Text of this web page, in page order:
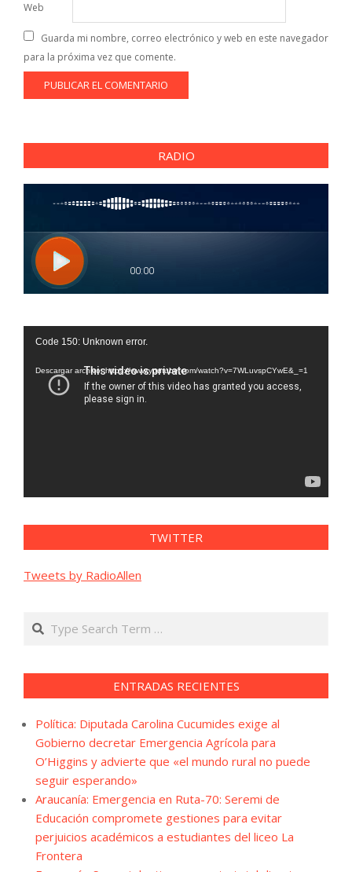
Web
Guarda mi nombre, correo electrónico y web en este navegador
para la próxima vez que comente.
RADIO
Reproductor
vídeo
Code 150: Unknown error.
Descargar archivo: https://www.youtube.com/watch?v=7WLuvspCYwE&_=1
TWITTER
Tweets by RadioAllen
Search
ENTRADAS RECIENTES
Política: Diputada Carolina Cucumides exige al
Gobierno decretar Emergencia Agrícola para
O’Higgins y advierte que «el mundo rural no puede
seguir esperando»
Araucanía: Emergencia en Ruta-70: Seremi de
Educación compromete gestiones para evitar
perjuicios académicos a estudiantes del liceo La
Frontera